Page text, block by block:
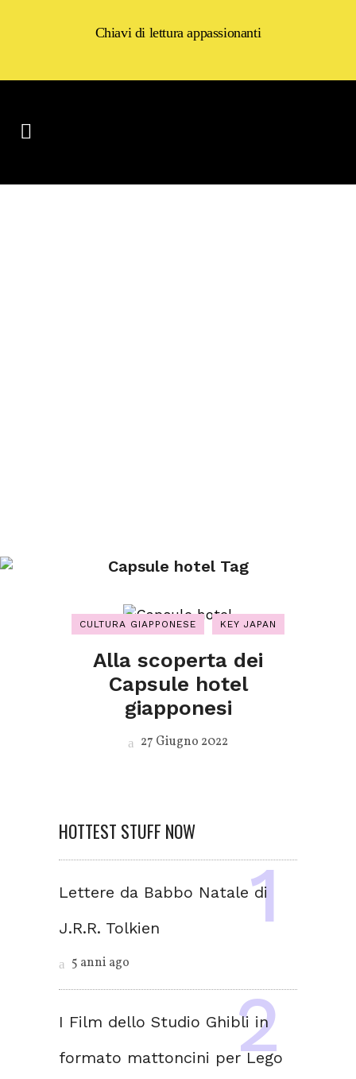
Chiavi di lettura appassionanti
Capsule hotel Tag
CULTURA GIAPPONESE KEY JAPAN
Alla scoperta dei
Capsule hotel
giapponesi
27 Giugno 2022
HOTTEST STUFF NOW
Lettere da Babbo Natale di
J.R.R. Tolkien
5 anni ago
I Film dello Studio Ghibli in
formato mattoncini per Lego